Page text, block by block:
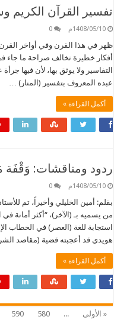
تفسير القرآن الكريم
1408/05/10م 0
ظهر في هذا القرن وفي أواخر
أفكار خطيرة تخالف صراحة ما جاء
التفاسير ولا يوثق بها، لأن فيها
عبده المعروف بتفسير (المنار) …
أكمل القراءة »
ردود ومناقشات: وَقْفَة
1408/05/10م 0
بقلم: أمين الخليلي وأخيراً، تم
من يسميه بـ (الآخر)، “أكثر أمانة
استجابة للغة (العصر) في الخطاب
هويدي قد أعجبته قضية (مقاصد
أكمل القراءة »
« الأولى ...
580
590